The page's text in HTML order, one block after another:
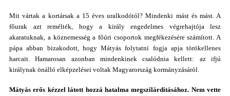
Mit vártak a kortársak a 15 éves uralkodótól? Mindenki mást és mást. A
főurak azt remélték, hogy a király engedelmes végrehajtója lesz
akaratuknak, a köznemesség a főúri csoportok megfékezésére számított. A
pápa abban bizakodott, hogy Mátyás folytatni fogja apja törökellenes
harcait. Hamarosan azonban mindenkinek csalódnia kellett: az ifjú
királynak önálló elképzelései voltak Magyarország kormányzásáról.
Mátyás erős kézzel látott hozzá hatalma megszilárdításához. Nem vette